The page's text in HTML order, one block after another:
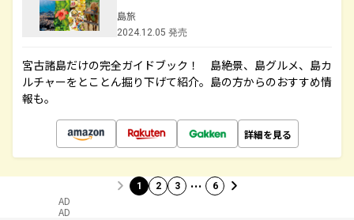
島旅
2024.12.05 発売
宮古諸島だけの完全ガイドブック！ 島絶景、島グルメ、島カ
ルチャーをとことん掘り下げて紹介。島の方からのおすすめ情
報も。
詳細を見る
1 2 3 … 6
AD
AD